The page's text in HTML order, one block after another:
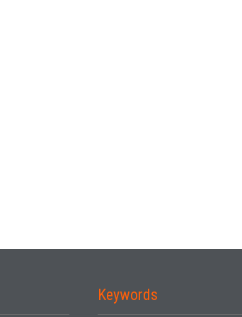
Keywords